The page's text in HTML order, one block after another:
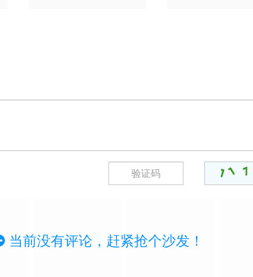
当前没有评论，赶紧抢个沙发！